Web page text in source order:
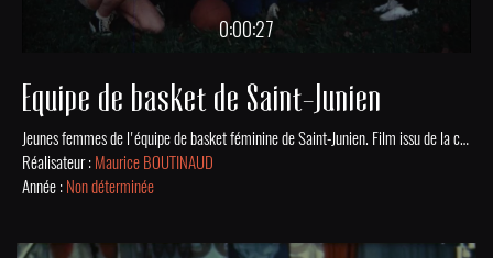
0:00:27
Equipe de basket de Saint-Junien
Jeunes femmes de l'équipe de basket féminine de Saint-Junien. Film issu de la collection numérisée des Archives Municipales de St-Junien.
Réalisateur : Maurice BOUTINAUD
Année : Non déterminée